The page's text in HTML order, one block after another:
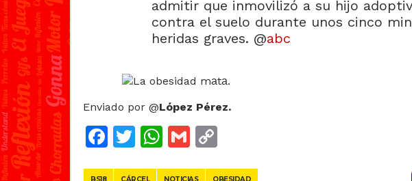
admitir que inmovilizó a su hijo
contra el suelo durante unos cinco
heridas graves. @abc
Enviado por @López Pérez.
Facebook
Twitter
WhatsApp
Gmail